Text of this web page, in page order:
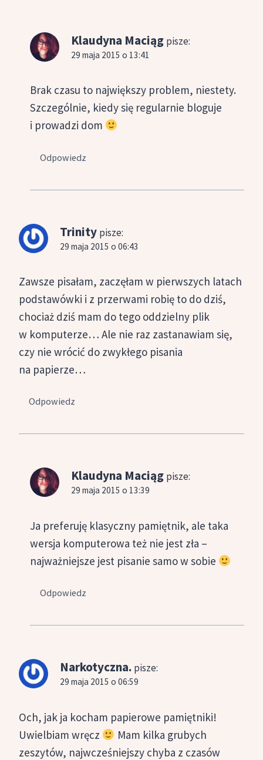
Klaudyna Maciąg pisze:
29 maja 2015 o 13:41
Brak czasu to największy problem, niestety.
Szczególnie, kiedy się regularnie bloguje
i prowadzi dom
Odpowiedz
Trinity pisze:
29 maja 2015 o 06:43
Zawsze pisałam, zaczęłam w pierwszych latach
podstawówki i z przerwami robię to do dziś,
chociaż dziś mam do tego oddzielny plik
w komputerze… Ale nie raz zastanawiam się,
czy nie wrócić do zwykłego pisania
na papierze…
Odpowiedz
Klaudyna Maciąg pisze:
29 maja 2015 o 13:39
Ja preferuję klasyczny pamiętnik, ale taka
wersja komputerowa też nie jest zła –
najważniejsze jest pisanie samo w sobie
Odpowiedz
Narkotyczna. pisze:
29 maja 2015 o 06:59
Och, jak ja kocham papierowe pamiętniki!
Uwielbiam wręcz
Mam kilka grubych
zeszytów, najwcześniejszy chyba z czasów